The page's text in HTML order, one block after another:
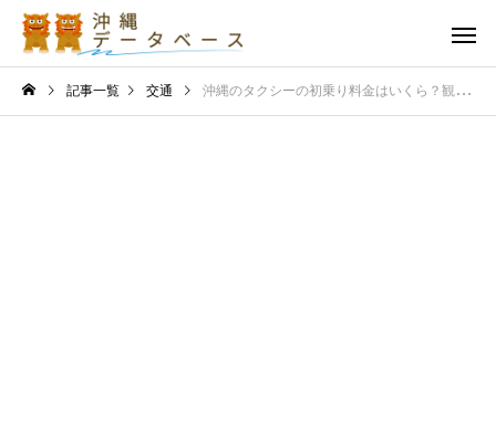
記事一覧 交通 沖縄のタクシーの初乗り料金はいくら？観光でお得に使いこなす裏ワザ